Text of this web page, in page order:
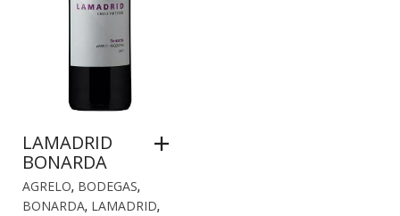
LAMADRID
BONARDA
AGRELO, BODEGAS,
BONARDA, LAMADRID,